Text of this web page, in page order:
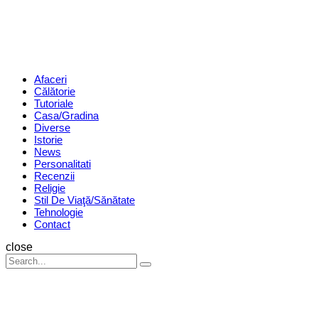
Menu Afaceri
Călătorie
Tutoriale
Casa/Gradina
Diverse
Istorie
News
Personalitati
Recenzii
Religie
Stil De Viaţă/Sănătate
Tehnologie
Contact
Search
close
Search
for:
Search